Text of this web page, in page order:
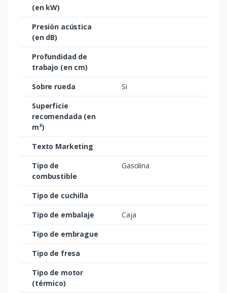
(en kW)
Presión acústica
(en dB)
Profundidad de
trabajo (en cm)
Sobre rueda
Si
Superficie
recomendada (en
m²)
Texto Marketing
Tipo de
combustible
Gasolina
Tipo de cuchilla
Tipo de embalaje
Caja
Tipo de embrague
Tipo de fresa
Tipo de motor
(térmico)